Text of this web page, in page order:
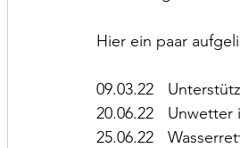
Hier ein paar
09.03.22
20.06.22
25.06.22